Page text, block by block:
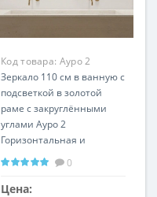
Код товара: Ауро 2
RSL1266
Зеркало 110 см в ванную с
подсветкой в золотой
раме с закруглёнными
углами Ауро 2
Горизонтальная и
вертикальная установка
Любой цвет рамы
0
Цена: